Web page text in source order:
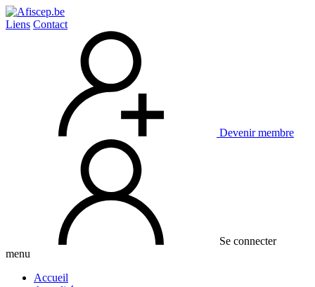
Liens Contact
Devenir membre
Se connecter
menu
Accueil